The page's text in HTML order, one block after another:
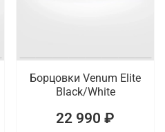
Борцовки Venum Elite
Black/White
22 990 ₽